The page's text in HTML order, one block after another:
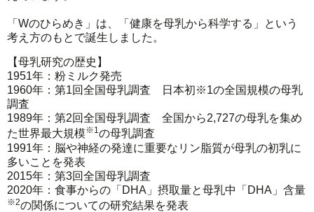
「Wのひらめき」は、「健康を母乳から科学する」という
考え方のもとで誕生しました。
【母乳研究の歴史】
1951年：粉ミルク発売
1960年：第1回全国母乳調査 日本初※1の全国規模の母乳
調査
1989年：第2回全国母乳調査 全国から2,727の母乳を集め
た世界最大規模※1の母乳調査
1991年：脳や神経の発達に重要なリン脂質が母乳の初乳に
多いことを発表
2015年：第3回全国母乳調査
2020年：食事からの「DHA」摂取量と母乳中「DHA」含量
※2の関係についての研究結果を発表